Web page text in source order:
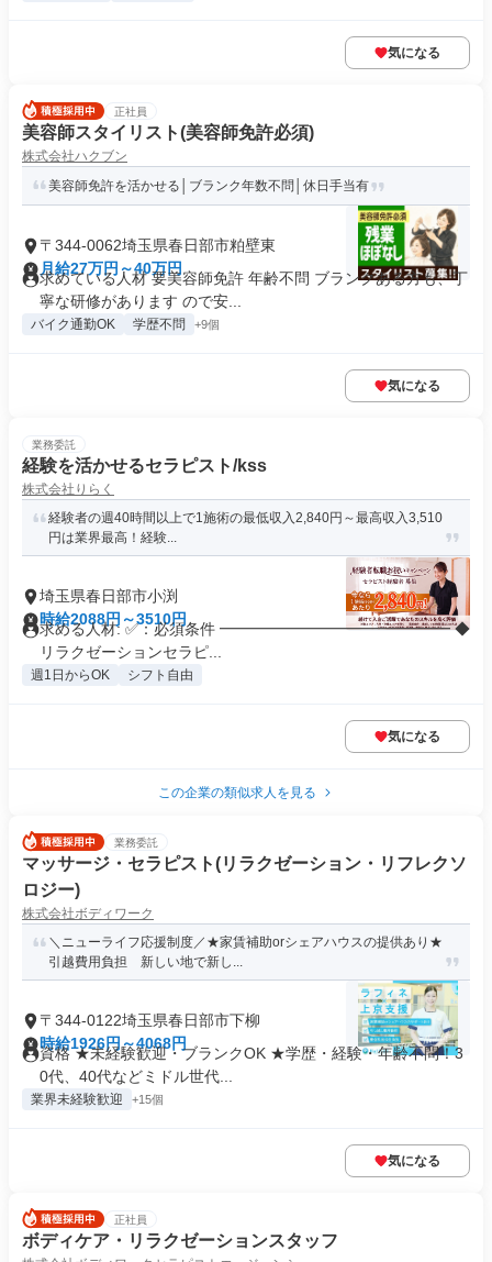
気になる
正社員
美容師スタイリスト(美容師免許必須)
株式会社ハクブン
美容師免許を活かせる│ブランク年数不問│休日手当有
〒344-0062埼玉県春日部市粕壁東
月給27万円～40万円
求めている人材 要美容師免許 年齢不問 ブランクある方も、丁
寧な研修があります ので安...
バイク通勤OK 学歴不問 +9個
気になる
業務委託
経験を活かせるセラピスト/kss
株式会社りらく
経験者の週40時間以上で1施術の最低収入2,840円～最高収入3,510
円は業界最高！経験...
埼玉県春日部市小渕
時給2088円～3510円
求める人材: ✅：必須条件 ━━━━━━━━━━━━━━━ ◆
リラクゼーションセラピ...
週1日からOK シフト自由
気になる
この企業の類似求人を見る
業務委託
マッサージ・セラピスト(リラクゼーション・リフレクソ
ロジー)
株式会社ボディワーク
＼ニューライフ応援制度／★家賃補助orシェアハウスの提供あり★
引越費用負担 新しい地で新し...
〒344-0122埼玉県春日部市下柳
時給1926円～4068円
資格 ★未経験歓迎・ブランクOK ★学歴・経験・年齢不問！3
0代、40代などミドル世代...
業界未経験歓迎 +15個
気になる
正社員
ボディケア・リラクゼーションスタッフ